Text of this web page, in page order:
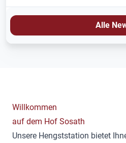
Alle
Willkommen
auf dem Hof Sosath
Unsere Hengststation bietet